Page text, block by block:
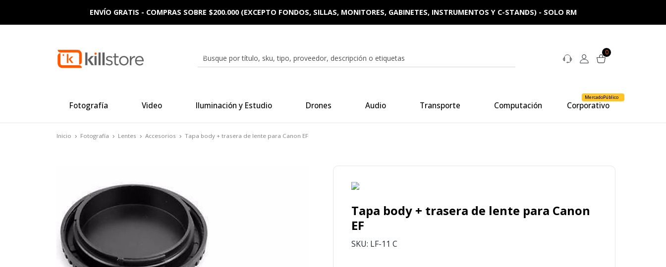
0
Fotografía Video Iluminación y Estudio Drones Audio Transporte Computación Corporativo
MercadoPúblico
ENVÍO GRATIS - COMPRAS SOBRE $200.000 (EXCEPTO FONDOS, SILLAS, MONITORES, GABINETES, INSTRUMENTOS Y C-STANDS) - SOLO RM
Inicio Fotografía Lentes Accesorios Tapa body + trasera de lente para Canon EF
Tapa body + trasera de lente para Canon
EF
SKU: LF-11 C